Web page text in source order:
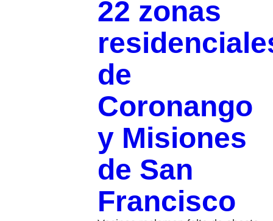
22 zonas
de
Coronango
y Misiones
de San
Francisco